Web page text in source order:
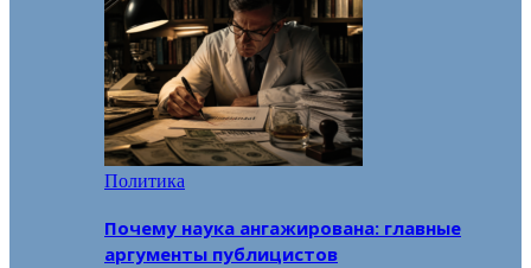
Политика
Почему наука ангажирована: главные
аргументы публицистов